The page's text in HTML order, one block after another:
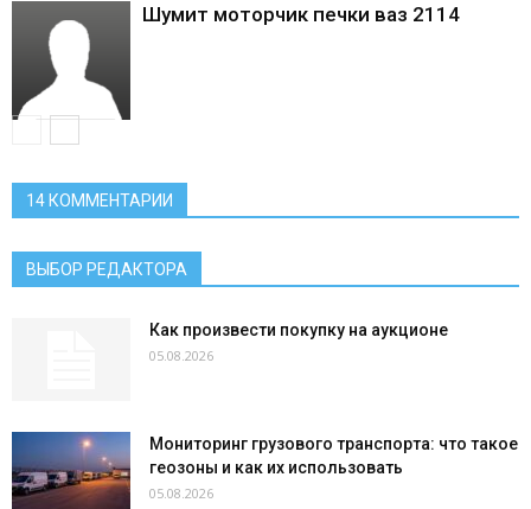
Шумит моторчик печки ваз 2114
14 КОММЕНТАРИИ
ВЫБОР РЕДАКТОРА
Как произвести покупку на аукционе
05.08.2026
Мониторинг грузового транспорта: что такое
геозоны и как их использовать
05.08.2026